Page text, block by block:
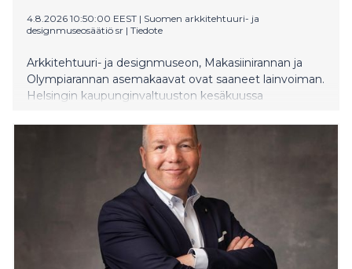
4.8.2026 10:50:00 EEST | Suomen arkkitehtuuri- ja
designmuseosäätiö sr | Tiedote
Arkkitehtuuri- ja designmuseon, Makasiinirannan ja
Olympiarannan asemakaavat ovat saaneet lainvoiman.
Helsingin kaupunginvaltuuston kesäkuussa
määräaikaan mennessä.